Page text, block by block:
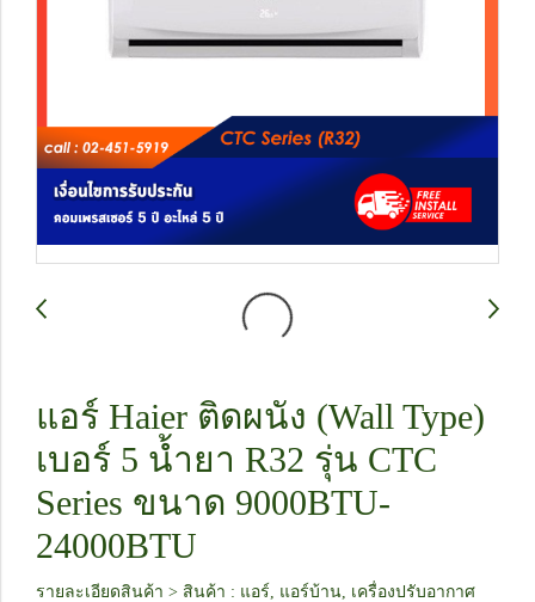
แอร์ Haier ติดผนัง (Wall Type)
เบอร์ 5 น้ำยา R32 รุ่น CTC
Series ขนาด 9000BTU-
24000BTU
รายละเอียดสินค้า > สินค้า : แอร์, แอร์บ้าน, เครื่องปรับอากาศ